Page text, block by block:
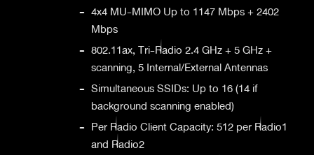
- 4x4 MU-MIMO Up to 1147 Mbps + 2402
Mbps
- 802.11ax, Tri-Radio 2.4 GHz + 5 GHz +
scanning, 5 Internal/External Antennas
- Simultaneous SSIDs: Up to 16 (14 if
background scanning enabled)
- Per Radio Client Capacity: 512 per Radio1
and Radio2